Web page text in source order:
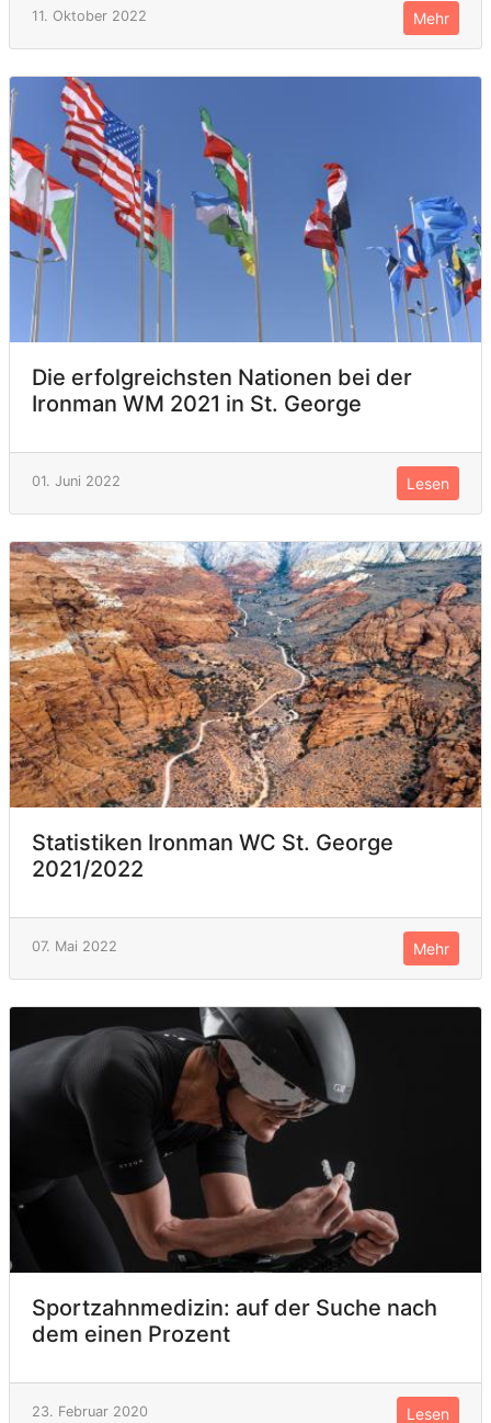
11. Oktober 2022 Mehr
Die erfolgreichsten Nationen bei der
Ironman WM 2021 in St. George
01. Juni 2022 Lesen
Statistiken Ironman WC St. George
2021/2022
07. Mai 2022 Mehr
Sportzahnmedizin: auf der Suche nach
dem einen Prozent
23. Februar 2020 Lesen